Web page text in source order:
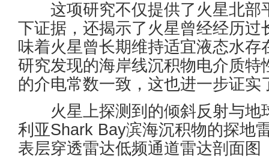
这项研究不仅提供了火星北部
下证据，还揭示了火星曾经经历
味着火星曾长期维持适宜液态水
研究发现的海岸线沉积物电介质
的介电常数一致，这也进一步证实
火星上探测到的倾斜反射与地
利亚Shark Bay滨海沉积物的探地
表层穿透雷达低频通道雷达剖面图